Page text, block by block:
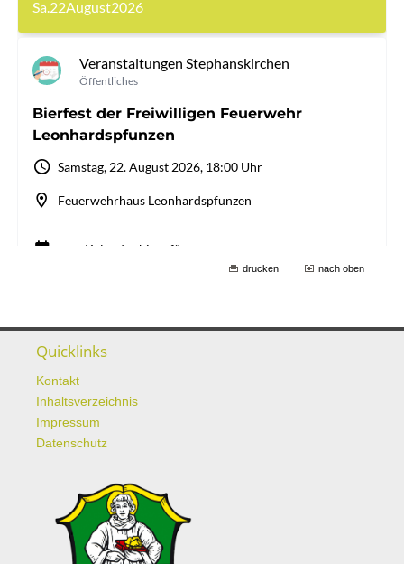
drucken nach oben
Quicklinks
Kontakt
Inhaltsverzeichnis
Impressum
Datenschutz